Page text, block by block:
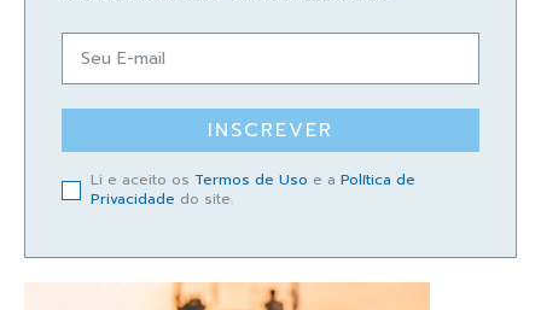
INSCREVER
Li e aceito os Termos de Uso e a Política de
Privacidade do site.